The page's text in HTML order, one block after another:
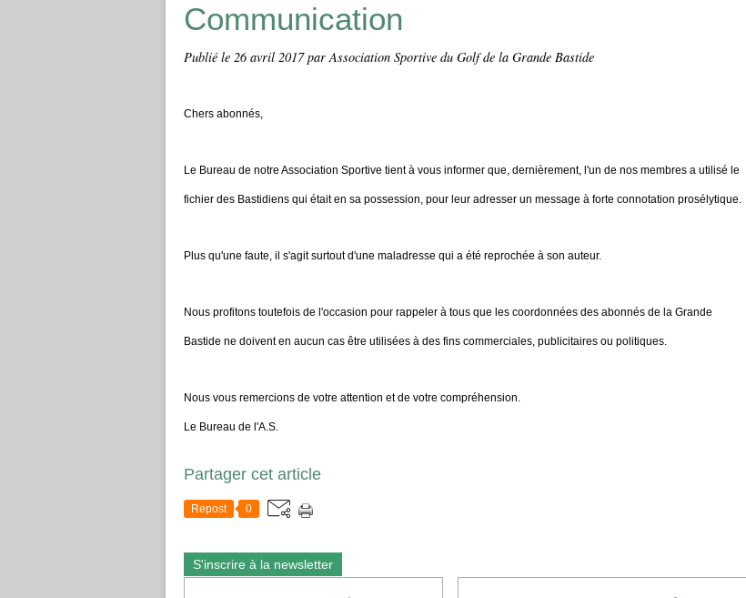
Communication
Publié le 26 avril 2017par Association Sportive du Golf de la Grande Bastide
Chers abonnés,
Le Bureau de notre Association Sportive tient à vous informer que, dernièrement, l'un de nos membres a utilisé le
fichier des Bastidiens qui était en sa possession, pour leur adresser un message à forte connotation prosélytique.
Plus qu'une faute, il s'agit surtout d'une maladresse qui a été reprochée à son auteur.
Nous profitons toutefois de l'occasion pour rappeler à tous que les coordonnées des abonnés de la Grande
Bastide ne doivent en aucun cas être utilisées à des fins commerciales, publicitaires ou politiques.
Nous vous remercions de votre attention et de votre compréhension.
Le Bureau de l'A.S.
Partager cet article
Repost 0
S'inscrire à la newsletter